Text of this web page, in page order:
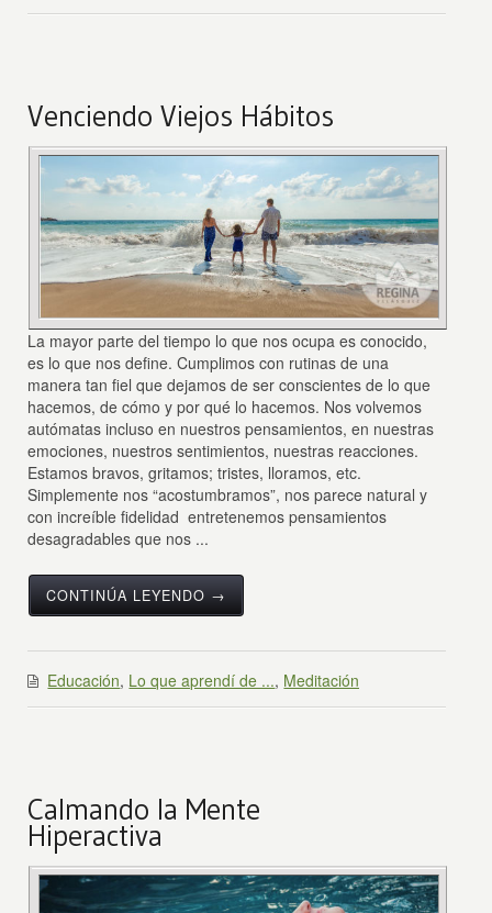
Venciendo Viejos Hábitos
La mayor parte del tiempo lo que nos ocupa es conocido,
es lo que nos define. Cumplimos con rutinas de una
manera tan fiel que dejamos de ser conscientes de lo que
hacemos, de cómo y por qué lo hacemos. Nos volvemos
autómatas incluso en nuestros pensamientos, en nuestras
emociones, nuestros sentimientos, nuestras reacciones.
Estamos bravos, gritamos; tristes, lloramos, etc.
Simplemente nos “acostumbramos”, nos parece natural y
con increíble fidelidad entretenemos pensamientos
desagradables que nos ...
CONTINÚA LEYENDO →
Educación, Lo que aprendí de ..., Meditación
Calmando la Mente
Hiperactiva